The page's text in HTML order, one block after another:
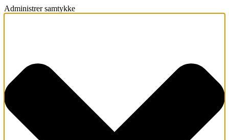
Administrer samtykke